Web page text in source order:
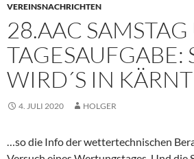
VEREINSNACHRICHTEN
28.AAC
TAGESAUFGABE:
WIRD´S IN
4. JULI 2020 HOLGER
…so die Info der wettertechnischen